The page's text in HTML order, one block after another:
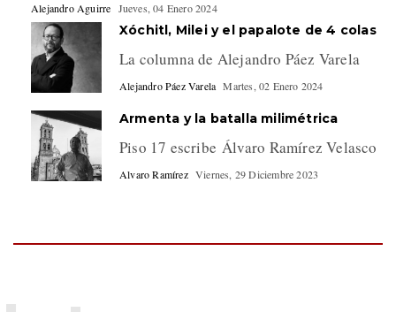
Alejandro Aguirre Jueves, 04 Enero 2024
Xóchitl, Milei y el papalote de 4 colas
La columna de Alejandro Páez Varela
Alejandro Páez Varela Martes, 02 Enero 2024
Armenta y la batalla milimétrica
Piso 17 escribe Álvaro Ramírez Velasco
Alvaro Ramírez Viernes, 29 Diciembre 2023